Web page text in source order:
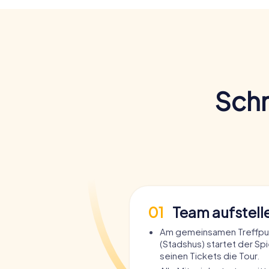
Sehenswürdigkeiten, lernt interessante
ihr die Stadt aus einer neuen Perspektive
01 Team
Am gemeinsamen
(Stadshus) startet der
seinen Tickets die Tour.